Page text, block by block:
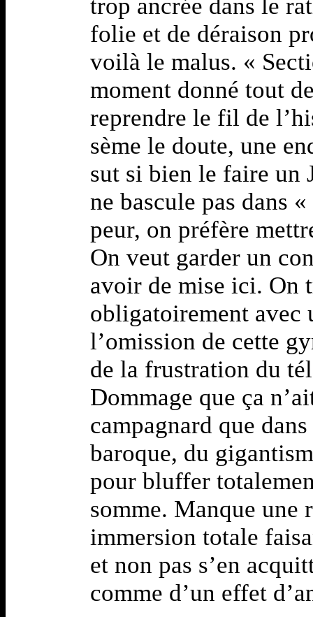
trop ancrée dans le
folie et de déraison
voilà le malus. «
moment donné tout
reprendre le fil de
sème le doute, une
sut si bien le faire un
ne bascule pas dans
peur, on préfère
On veut garder un
avoir de mise ici. On
obligatoirement avec
l’omission de cette
de la frustration du
Dommage que ça
campagnard que
baroque, du
pour bluffer
somme. Manque une
immersion totale
et non pas s’en
comme d’un effet